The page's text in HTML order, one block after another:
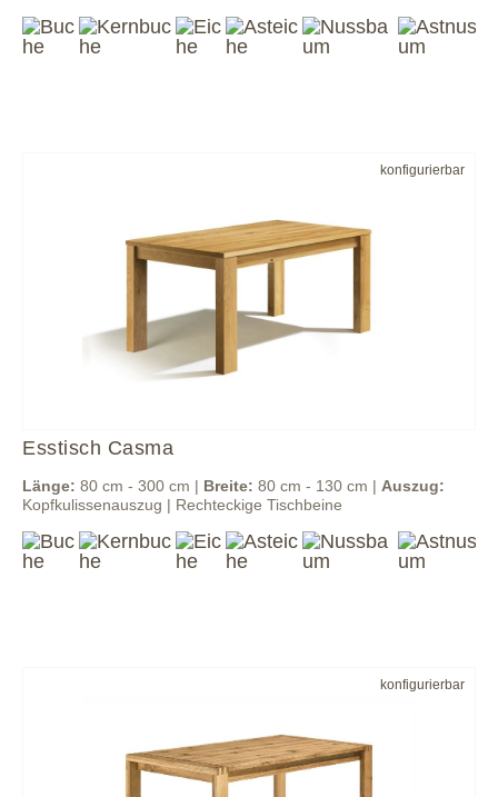
konfigurierbar
Esstisch Casma
Länge: 80 cm - 300 cm | Breite: 80 cm - 130 cm | Auszug:
Kopfkulissenauszug | Rechteckige Tischbeine
konfigurierbar